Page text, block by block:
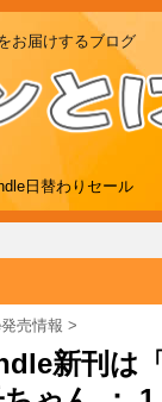
お届けするブログ
日替わりセール
売情報 >
新刊は